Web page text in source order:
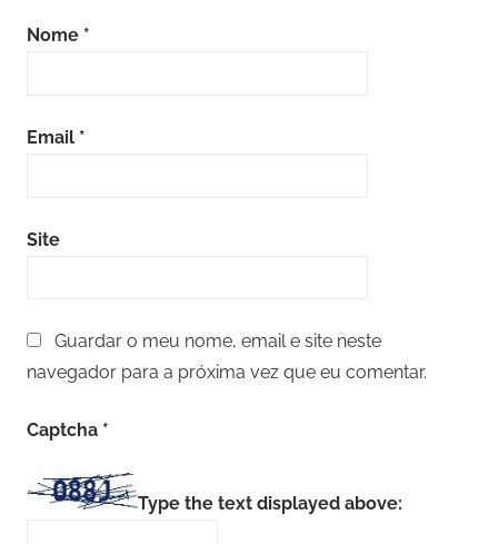
Nome *
Email *
Site
Guardar o meu nome, email e site neste
navegador para a próxima vez que eu comentar.
Captcha *
Type the text displayed above: